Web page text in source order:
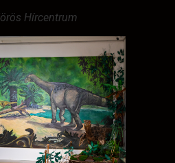
Hírcentrum